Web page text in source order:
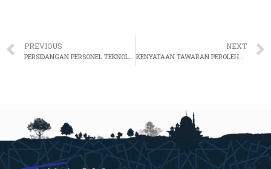
PREVIOUS
PERSIDANGAN PERSONEL TEKNOLOGI MAKLUMAT DAN KOMUNIKASI ICT KALI KETIGA
NEXT
KENYATAAN TAWARAN PEROLEHAN STUDIO RAKAMAN UTAMA, STUDIO MULTIMEDIA (GREEN SCREEN) DAN RUANG PERSALINAN BESERTA KELENGKAPAN PERKAKASAN MULTIMEDIA, PERABOT DAN KERJA-KERJA PENDAWAIAN DI JABATAN KEHAKIMAN SYARIAH MALAYSIA DI PORTAL JKSM